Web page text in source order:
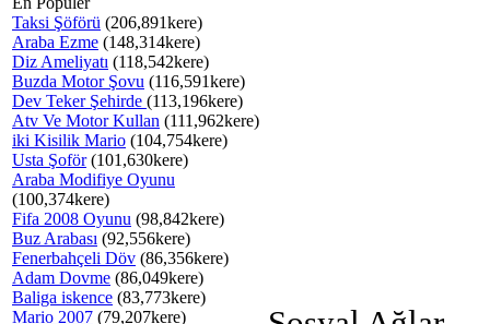
Taksi Şöförü (206,891kere)
Araba Ezme (148,314kere)
Diz Ameliyatı (118,542kere)
Buzda Motor Şovu (116,591kere)
Dev Teker Şehirde (113,196kere)
Atv Ve Motor Kullan (111,962kere)
iki Kisilik Mario (104,754kere)
Usta Şoför(101,630kere)
Araba Modifiye Oyunu
(100,374kere)
Fifa 2008 Oyunu (98,842kere)
Buz Arabası (92,556kere)
Fenerbahçeli Döv (86,356kere)
Adam Dovme (86,049kere)
Baliga iskence (83,773kere)
Mario 2007 (79,207kere)